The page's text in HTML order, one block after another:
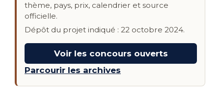
thème, pays, prix, calendrier et source
officielle.
Dépôt du projet indiqué : 22 octobre 2024.
Voir les concours ouverts
Parcourir les archives